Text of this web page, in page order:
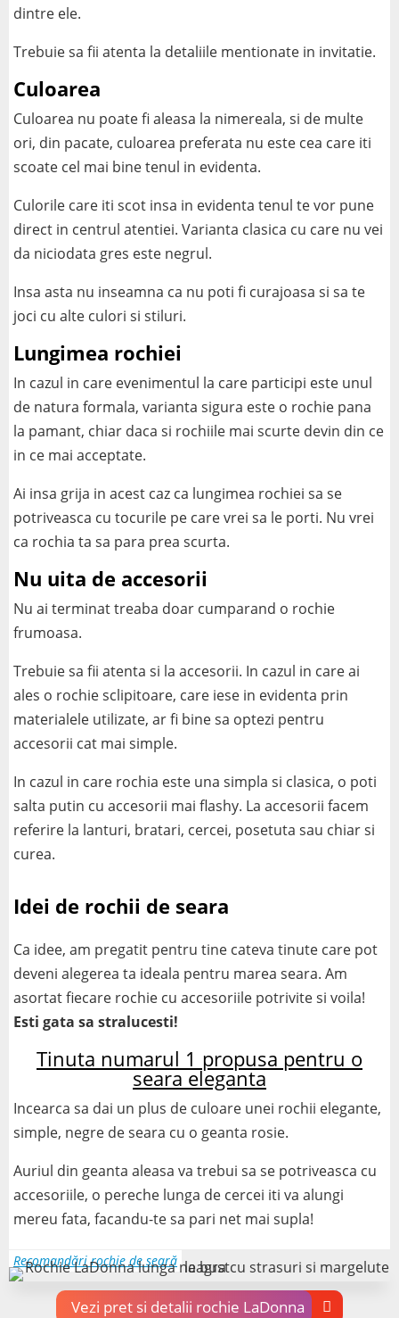
dintre ele.
Trebuie sa fii atenta la detaliile mentionate in invitatie.
Culoarea
Culoarea nu poate fi aleasa la nimereala, si de multe
ori, din pacate, culoarea preferata nu este cea care iti
scoate cel mai bine tenul in evidenta.
Culorile care iti scot insa in evidenta tenul te vor pune
direct in centrul atentiei. Varianta clasica cu care nu vei
da niciodata gres este negrul.
Insa asta nu inseamna ca nu poti fi curajoasa si sa te
joci cu alte culori si stiluri.
Lungimea rochiei
In cazul in care evenimentul la care participi este unul
de natura formala, varianta sigura este o rochie pana
la pamant, chiar daca si rochiile mai scurte devin din ce
in ce mai acceptate.
Ai insa grija in acest caz ca lungimea rochiei sa se
potriveasca cu tocurile pe care vrei sa le porti. Nu vrei
ca rochia ta sa para prea scurta.
Nu uita de accesorii
Nu ai terminat treaba doar cumparand o rochie
frumoasa.
Trebuie sa fii atenta si la accesorii. In cazul in care ai
ales o rochie sclipitoare, care iese in evidenta prin
materialele utilizate, ar fi bine sa optezi pentru
accesorii cat mai simple.
In cazul in care rochia este una simpla si clasica, o poti
salta putin cu accesorii mai flashy. La accesorii facem
referire la lanturi, bratari, cercei, posetuta sau chiar si
curea.
Idei de rochii de seara
Ca idee, am pregatit pentru tine cateva tinute care pot
deveni alegerea ta ideala pentru marea seara. Am
asortat fiecare rochie cu accesoriile potrivite si voila!
Esti gata sa stralucesti!
Tinuta numarul 1 propusa pentru o
seara eleganta
Incearca sa dai un plus de culoare unei rochii elegante,
simple, negre de seara cu o geanta rosie.
Auriul din geanta aleasa va trebui sa se potriveasca cu
accesoriile, o pereche lunga de cercei iti va alungi
mereu fata, facandu-te sa pari net mai supla!
Vezi pret si detalii rochie LaDonna